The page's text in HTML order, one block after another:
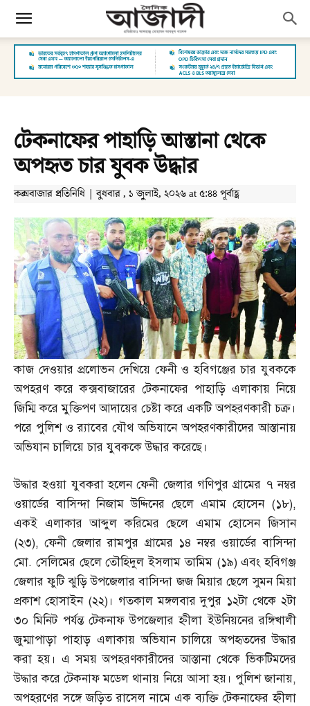
টেকনাফের পাহাড়ি আস্তানা থেকে
অপহৃত চার যুবক উদ্ধার
কক্সবাজার প্রতিনিধি | বুধবার , ১ জুলাই, ২০২৬ at ৫:৪৪ পূর্বাহ্ণ
কাজ দেওয়ার প্রলোভন দেখিয়ে ফেনী ও হবিগঞ্জের চার যুবককে
অপহরণ করে কক্সবাজারের টেকনাফের পাহাড়ি এলাকায় নিয়ে
জিম্মি করে মুক্তিপণ আদায়ের চেষ্টা করে একটি অপহরণকারী চক্র।
পরে পুলিশ ও র‌্যাবের যৌথ অভিযানে অপহরণকারীদের আস্তানায়
অভিযান চালিয়ে চার যুবককে উদ্ধার করেছে।
উদ্ধার হওয়া যুবকরা হলেন ফেনী জেলার গণিপুর গ্রামের ৭ নম্বর
ওয়ার্ডের বাসিন্দা নিজাম উদ্দিনের ছেলে এমাম হোসেন (১৮),
একই এলাকার আব্দুল করিমের ছেলে এমাম হোসেন জিসান
(২৩),ফেনী জেলার রামপুর গ্রামের ১৪ নম্বর ওয়ার্ডের বাসিন্দা
মো. সেলিমের ছেলে তৌহিদুল ইসলাম তামিম (১৯)এবং হবিগঞ্জ
জেলার ফুটি ঝুড়ি উপজেলার বাসিন্দা জজ মিয়ার ছেলে সুমন মিয়া
প্রকাশ হোসাইন (২২)। গতকাল মঙ্গলবার দুপুর ১২টা থেকে ২টা
৩০ মিনিট পর্যন্ত টেকনাফ উপজেলার হ্নীলা ইউনিয়নের রঙ্গিখালী
জুম্মাপাড়া পাহাড় এলাকায় অভিযান চালিয়ে অপহৃতদের উদ্ধার
করা হয়। এ সময় অপহরণকারীদের আস্তানা থেকে ভিকটিমদের
উদ্ধার করে টেকনাফ মডেল থানায় নিয়ে আসা হয়। পুলিশ জানায়,
অপহরণের সঙ্গে জড়িত রাসেল নামে এক ব্যক্তি টেকনাফের হ্নীলা